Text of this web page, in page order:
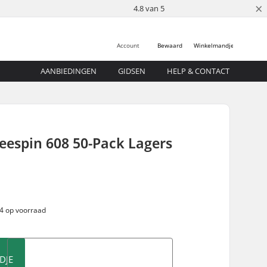
4.8 van 5 ×
Winkelmandje
Bewaard
Account
AANBIEDINGEN GIDSEN HELP & CONTACT
608 50-Pack Lagers
op voorraad